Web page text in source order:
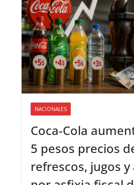
NACIONALES
Coca-Cola
5 pesos precios
refrescos, jugos y